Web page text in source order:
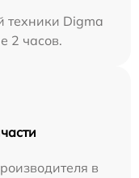
техники Digma
2 часов.
в